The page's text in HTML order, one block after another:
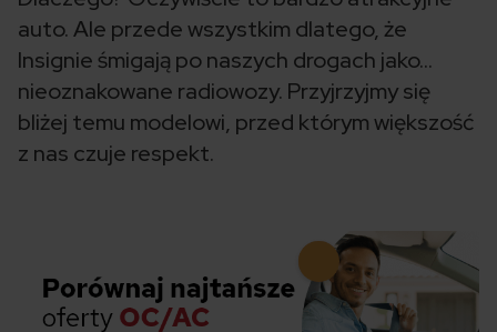
auto. Ale przede wszystkim dlatego, że
Insignie śmigają po naszych drogach jako...
nieoznakowane radiowozy. Przyjrzyjmy się
bliżej temu modelowi, przed którym większość
z nas czuje respekt.